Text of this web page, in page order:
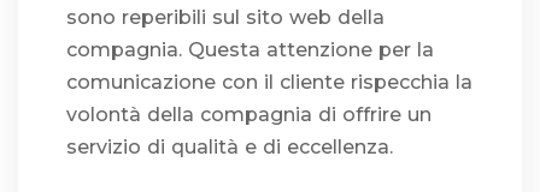
sono reperibili sul sito web della
compagnia. Questa attenzione per la
comunicazione con il cliente rispecchia la
volontà della compagnia di offrire un
servizio di qualità e di eccellenza.